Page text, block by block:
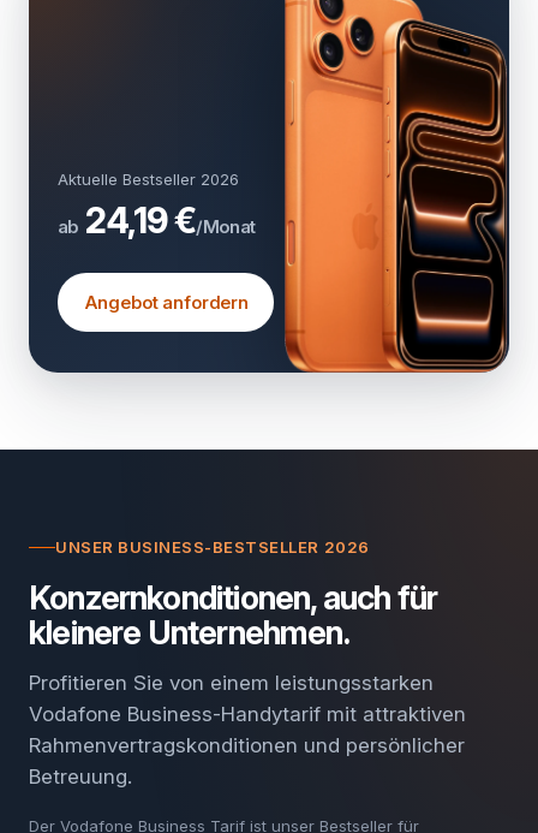
Aktuelle Bestseller 2026
ab 24,19 €/Monat
Angebot anfordern
UNSER BUSINESS-BESTSELLER 2026
Konzernkonditionen, auch für
kleinere Unternehmen.
Profitieren Sie von einem leistungsstarken
Vodafone Business-Handytarif mit attraktiven
Rahmenvertragskonditionen und persönlicher
Betreuung.
Der Vodafone Business Tarif ist unser Bestseller für